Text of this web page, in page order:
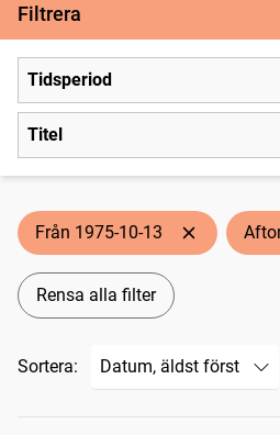
Filtrera
Tidsperiod
Titel
Från 1975-10-13
Rensa alla filter
Sortera: